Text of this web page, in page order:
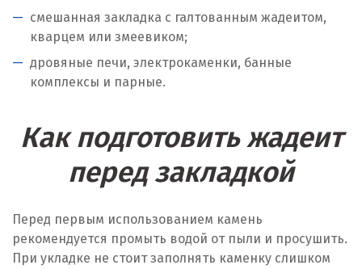
смешанная закладка с галтованным жадеитом,
кварцем или змеевиком;
дровяные печи, электрокаменки, банные
комплексы и парные.
Как подготовить жадеит
перед закладкой
Перед первым использованием камень
рекомендуется промыть водой от пыли и просушить.
При укладке не стоит заполнять каменку слишком